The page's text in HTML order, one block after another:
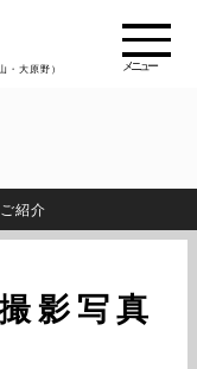
大原野）
紹介
影写真